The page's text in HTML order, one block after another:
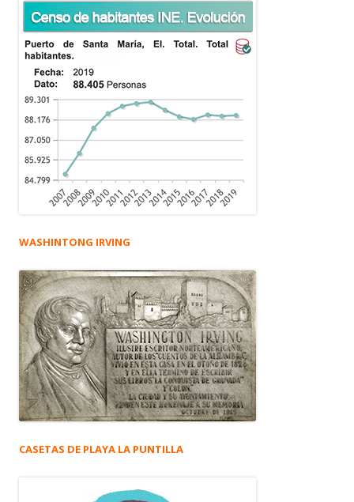
WASHINTONG IRVING
CASETAS DE PLAYA LA PUNTILLA